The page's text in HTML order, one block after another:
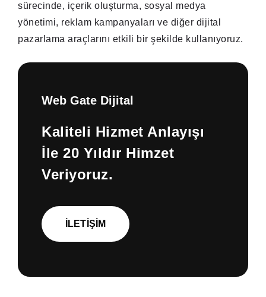
sürecinde, içerik oluşturma, sosyal medya
yönetimi, reklam kampanyaları ve diğer dijital
pazarlama araçlarını etkili bir şekilde kullanıyoruz.
Web Gate Dijital
Kaliteli Hizmet Anlayışı
İle 20 Yıldır Himzet
Veriyoruz.
İLETIŞIM